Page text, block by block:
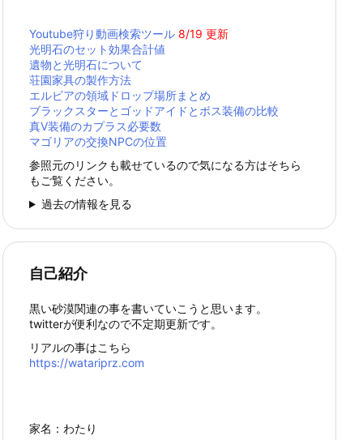
Youtube狩り動画検索ツール 8/19 更新
光明石のセット効果合計値
遺物と光明石について
荘園家具の製作方法
エルビアの領域ドロップ場所まとめ
ブラックスターとゴッドアイドとボス装備の比較
真Ⅴ装備のカプラス必要数
マゴリアの交換NPCの位置
参照元のリンクも載せているので気になる方はそちら
もご覧ください。
過去の情報を見る
自己紹介
黒い砂漠関連の事を書いていこうと思います。
twitterが便利なので不定期更新です。
リアルの事はこちら
https://watariprz.com
家名：わたり